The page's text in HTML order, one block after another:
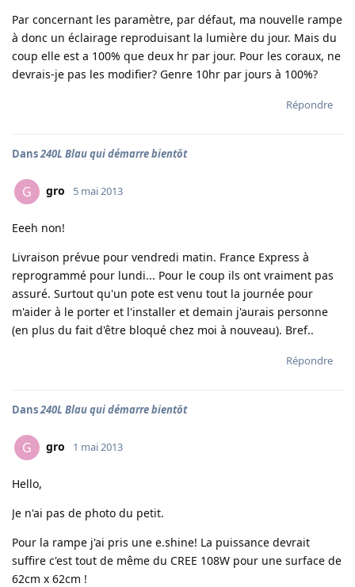
Par concernant les paramètre, par défaut, ma nouvelle rampe
à donc un éclairage reproduisant la lumière du jour. Mais du
coup elle est a 100% que deux hr par jour. Pour les coraux, ne
devrais-je pas les modifier? Genre 10hr par jours à 100%?
Répondre
Dans240L Blau qui démarre bientôt
G gro 5 mai 2013
Eeeh non!
Livraison prévue pour vendredi matin. France Express à
reprogrammé pour lundi... Pour le coup ils ont vraiment pas
assuré. Surtout qu'un pote est venu tout la journée pour
m'aider à le porter et l'installer et demain j'aurais personne
(en plus du fait d'être bloqué chez moi à nouveau). Bref..
Répondre
Dans240L Blau qui démarre bientôt
G gro 1 mai 2013
Hello,
Je n'ai pas de photo du petit.
Pour la rampe j'ai pris une e.shine! La puissance devrait
suffire c'est tout de même du CREE 108W pour une surface de
62cm x 62cm !